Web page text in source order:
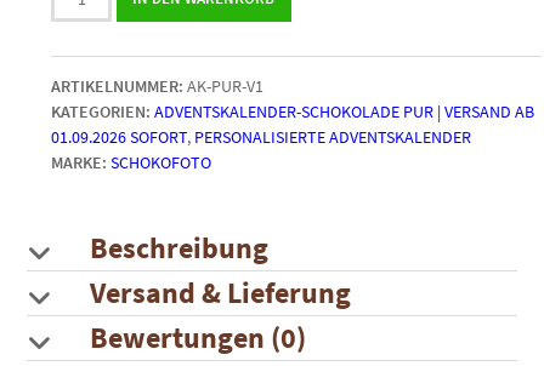
"Puro"
24
persönlichen
Fotos
auf
purer
Design
1
Menge
ARTIKELNUMMER: AK-PUR-V1
KATEGORIEN: ADVENTSKALENDER-SCHOKOLADE PUR | VERSAND AB
01.09.2026 SOFORT, PERSONALISIERTE ADVENTSKALENDER
MARKE:SCHOKOFOTO
Beschreibung
Versand & Lieferung
Bewertungen (0)